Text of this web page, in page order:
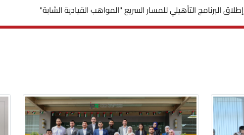
إطلاق البرنامج التأهيلي للمسار السريع "المواهب القيادية الشابة"